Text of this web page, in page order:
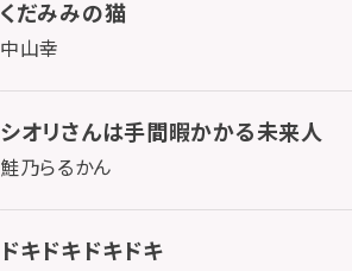
くだみみの猫
中山幸
シオリさんは手間暇かかる未来人
鮭乃らるかん
ドキドキドキドキ